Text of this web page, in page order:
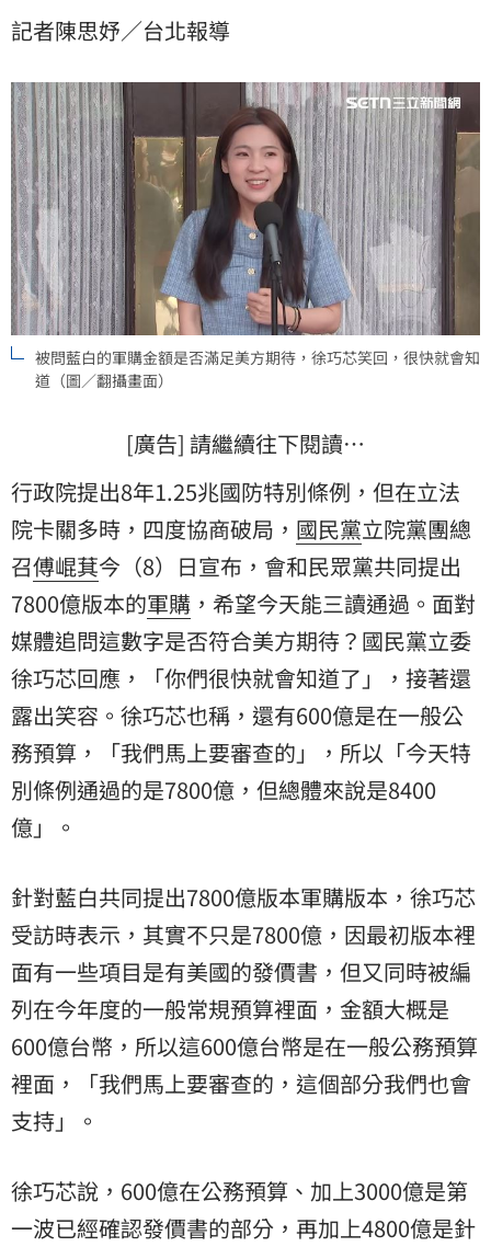
了」，接著還露出笑容。徐巧芯也稱，還有600億是在
別條例通過的是7800億，但總體來說是8400億」。
記者陳思妤／台北報導
被問藍白的軍購金額是否滿足美方期待，徐巧芯笑回，很快就會知
道（圖／翻攝畫面）
[廣告] 請繼續往下閱讀…
行政院提出8年1.25兆國防特別條例，但在立法
院卡關多時，四度協商破局， 國民黨立院黨團總
召傅崐萁今（8）日宣布，會和民眾黨共同提出
7800億版本的軍購 ，希望今天能三讀通過。面對
媒體追問這數字是否符合美方期待？國民黨立委
徐巧芯回應，「你們很快就會知道了」，接著還
露出笑容。徐巧芯也稱，還有600億是在一般公
務預算，「我們馬上要審查的」，所以「今天特
別條例通過的是7800億，但總體來說是8400
億」。
針對藍白共同提出7800億版本軍購版本，徐巧芯
受訪時表示，其實不只是7800億，因最初版本裡
面有一些項目是有美國的發價書，但又同時被編
列在今年度的一般常規預算裡面，金額大概是
600億台幣，所以這600億台幣是在一般公務預算
裡面，「我們馬上要審查的，這個部分我們也會
支持」。
徐巧芯說，600億在公務預算、加上3000億是第
一波已經確認發價書的部分，再加上4800億是針